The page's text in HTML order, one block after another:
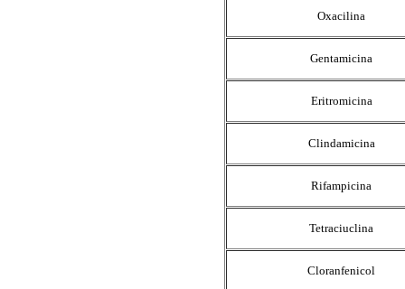
Oxacilina
Gentamicina
Eritromicina
Clindamicina
Rifampicina
Tetraciuclina
Cloranfenicol